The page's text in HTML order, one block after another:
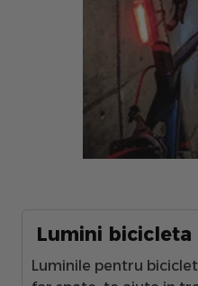
Lumini bicicleta
Luminile pentru